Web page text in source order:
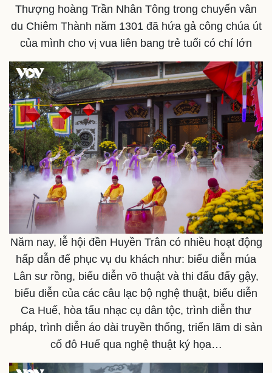
Kinh tế
Bất động sản
Khởi nghiệp
Thị trường
Giá vàng
Tiêu dùng
Tỷ giá
Chứng khoán
Giá cà phê
Thượng hoàng Trần Nhân Tông trong chuyến vân
du Chiêm Thành năm 1301 đã hứa gả công chúa út
của mình cho vị vua liên bang trẻ tuổi có chí lớn
Năm nay, lễ hội đền Huyền Trân có nhiều hoạt động
hấp dẫn để phục vụ du khách như: biểu diễn múa
Lân sư rồng, biểu diễn võ thuật và thi đấu đẩy gậy,
biểu diễn của các câu lạc bộ nghệ thuật, biểu diễn
Ca Huế, hòa tấu nhạc cụ dân tộc, trình diễn thư
pháp, trình diễn áo dài truyền thống, triển lãm di sản
cố đô Huế qua nghệ thuật ký họa…